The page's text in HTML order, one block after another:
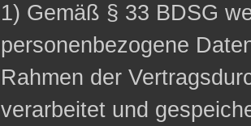
1) Gemäß § 33 BDSG
personenbezogene
Rahmen der
verarbeitet und